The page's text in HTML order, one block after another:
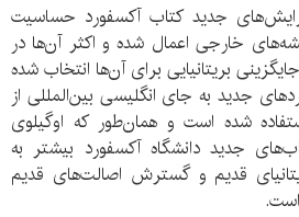
جدید کتاب آکسفورد حساسیت
خارجی اعمال شده و اکثر آن‌ها در
بریتانیایی برای آن‌ها انتخاب شده
جدید به جای انگلیسی بین‌المللی از
شده است و همان‌طور که اوگیلوی
جدید دانشگاه آکسفورد بیشتر به
قدیم و گسترش اصالت‌های قدیم